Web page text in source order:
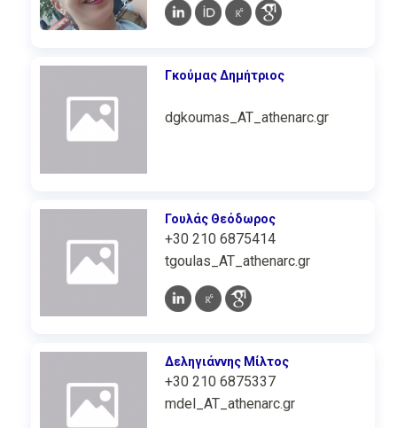
Γκούμας Δημήτριος
dgkoumas_AT_athenarc.gr
Γουλάς Θεόδωρος
+30 210 6875414
tgoulas_AT_athenarc.gr
Δεληγιάννης Μίλτος
+30 210 6875337
mdel_AT_athenarc.gr